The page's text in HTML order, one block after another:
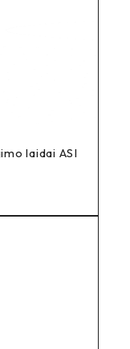
laidai ASI